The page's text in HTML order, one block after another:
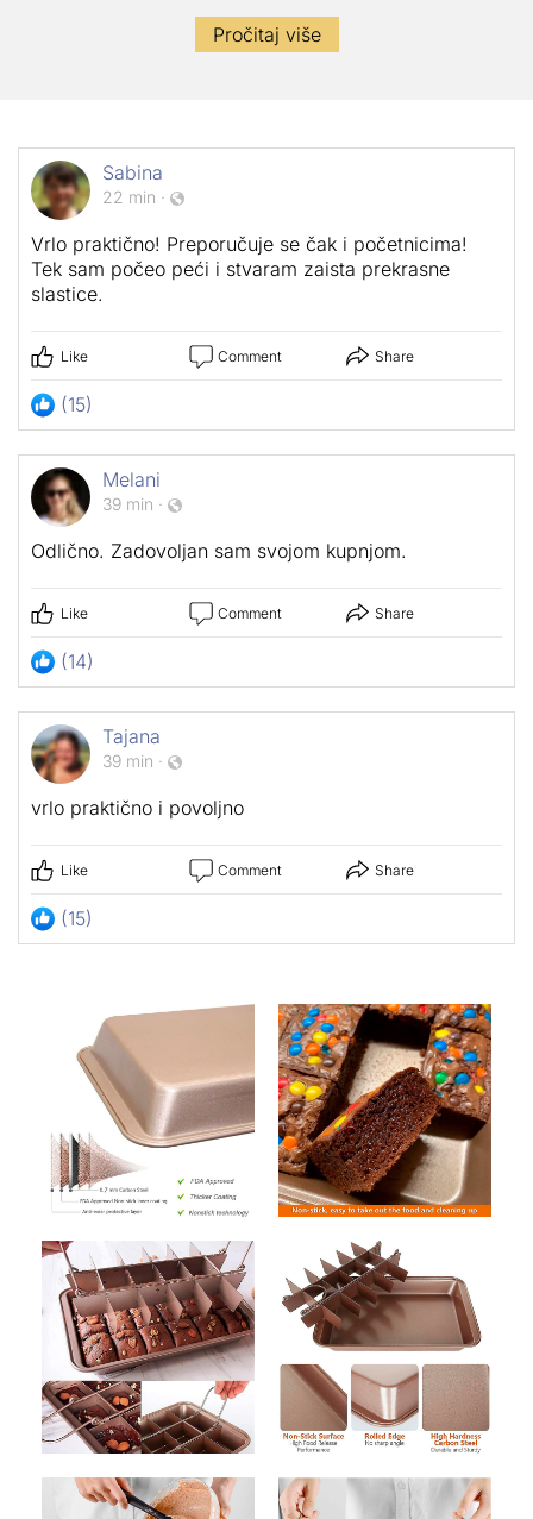
Pročitaj više
Sabina
22 min ·
Vrlo praktično! Preporučuje se čak i početnicima!
Tek sam počeo peći i stvaram zaista prekrasne
slastice.
Like Comment Share
(15)
Melani
39 min ·
Odlično. Zadovoljan sam svojom kupnjom.
Like Comment Share
(14)
Tajana
39 min ·
vrlo praktično i povoljno
Like Comment Share
(15)